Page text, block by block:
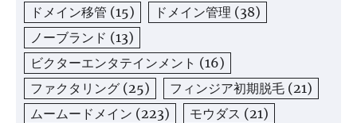
ドメイン移管 (15) ドメイン管理 (38)
ノーブランド (13)
ビクターエンタテインメント (16)
ファクタリング (25) フィンジア初期脱毛 (21)
ムームードメイン (223) モウダス (21)